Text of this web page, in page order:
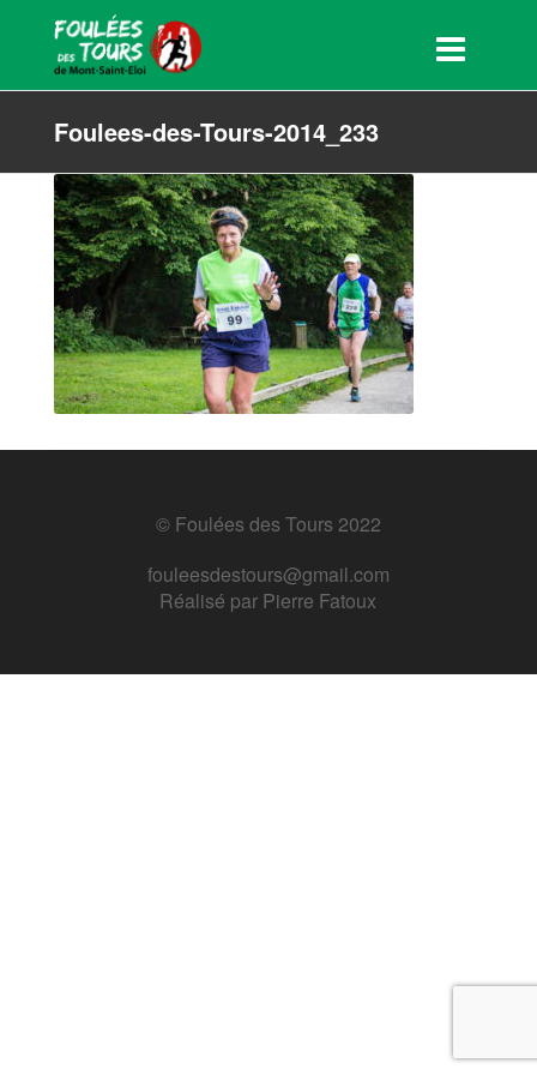
Foulees-des-Tours-2014_233
© Foulées des Tours 2022
fouleesdestours@gmail.com
Réalisé par Pierre Fatoux